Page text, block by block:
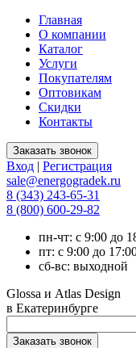
Главная
О компании
Каталог
Услуги
Покупателям
Оптовикам
Скидки
Контакты
Вход | Регистрация
sale@energogradek.ru
8 (343) 243-65-31
8 (800) 600-29-82
пн-чт: с 9:00 до
пт: с 9:00 до
сб-вс: выходной
Glossa и Atlas Design
в Екатеринбурге